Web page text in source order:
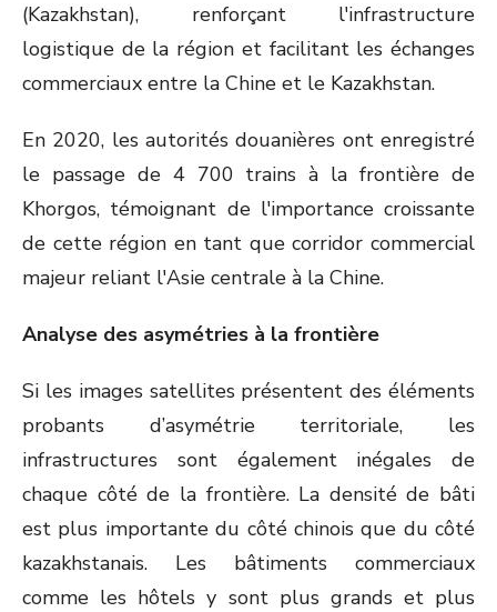
(Kazakhstan), renforçant l'infrastructure
logistique de la région et facilitant les échanges
commerciaux entre la Chine et le Kazakhstan.
En 2020, les autorités douanières ont enregistré
le passage de 4 700 trains à la frontière de
Khorgos, témoignant de l'importance croissante
de cette région en tant que corridor commercial
majeur reliant l'Asie centrale à la Chine.
Analyse des asymétries à la frontière
Si les images satellites présentent des éléments
probants d’asymétrie territoriale, les
infrastructures sont également inégales de
chaque côté de la frontière. La densité de bâti
est plus importante du côté chinois que du côté
kazakhstanais. Les bâtiments commerciaux
comme les hôtels y sont plus grands et plus